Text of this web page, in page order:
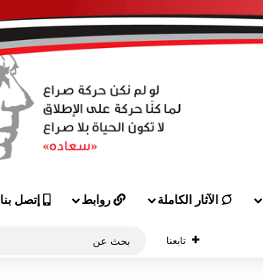
الآثار الكاملة روابط إتصل بنا
تابعنا